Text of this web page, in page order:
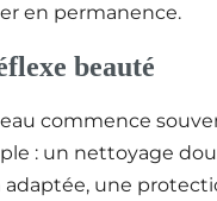
en permanence.
beauté
commence
: un nettoyage
une